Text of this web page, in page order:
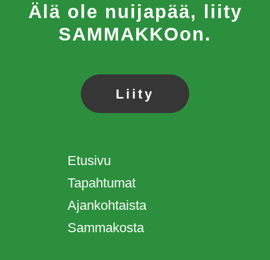
Älä ole nuijapää, liity
SAMMAKKOon.
Liity
Etusivu
Tapahtumat
Ajankohtaista
Sammakosta